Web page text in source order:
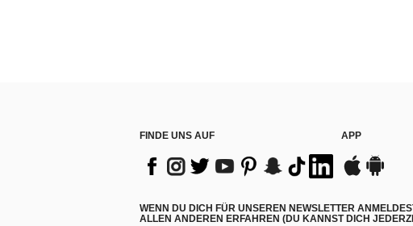
FINDE UNS AUF APP
WENN DU DICH FÜR UNSEREN NEWSLETTER
ALLEN ANDEREN ERFAHREN (DU KANNST DICH